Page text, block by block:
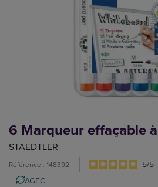
6 Marqueur effaçable
STAEDTLER
Référence : 148392 5/5
AGEC